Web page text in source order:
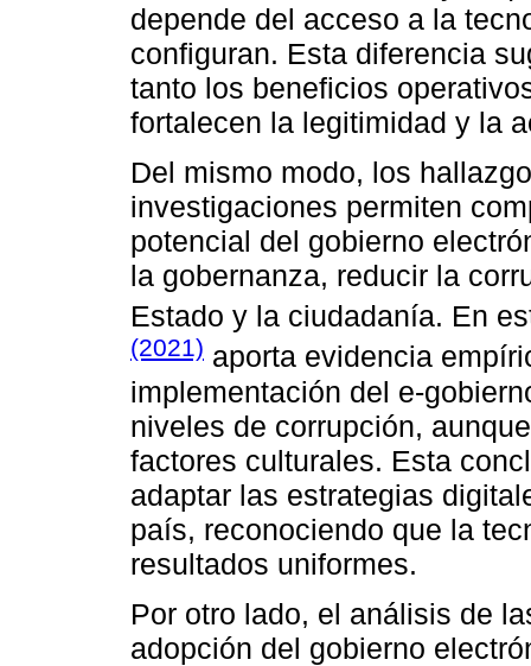
depende del acceso a la
configuran. Esta diferencia
tanto los beneficios
fortalecen la legitimidad y la
Del mismo modo, los
investigaciones permiten
potencial del gobierno
la gobernanza, reducir la
Estado y la ciudadanía. En
(2021) aporta evidencia
implementación del e-
niveles de corrupción,
factores culturales. Esta
adaptar las estrategias
país, reconociendo que la
resultados uniformes.
Por otro lado, el análisis de
adopción del gobierno